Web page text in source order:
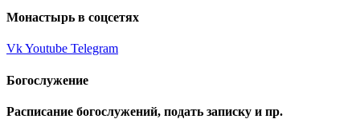
Монастырь в соцсетях
VkYoutube Telegram
Богослужение
Расписание богослужений, подать записку и пр.